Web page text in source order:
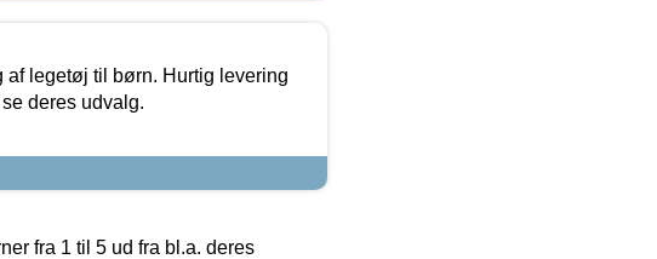
legetøj til børn. Hurtig levering
deres udvalg.
fra 1 til 5 ud fra bl.a. deres